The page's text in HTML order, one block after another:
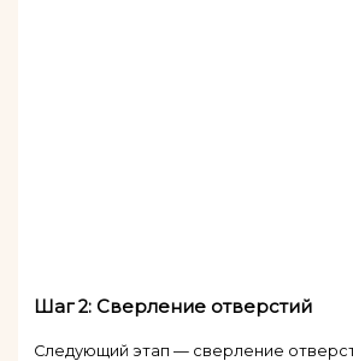
Шаг 2: Сверление отверстий
Следующий этап — сверление